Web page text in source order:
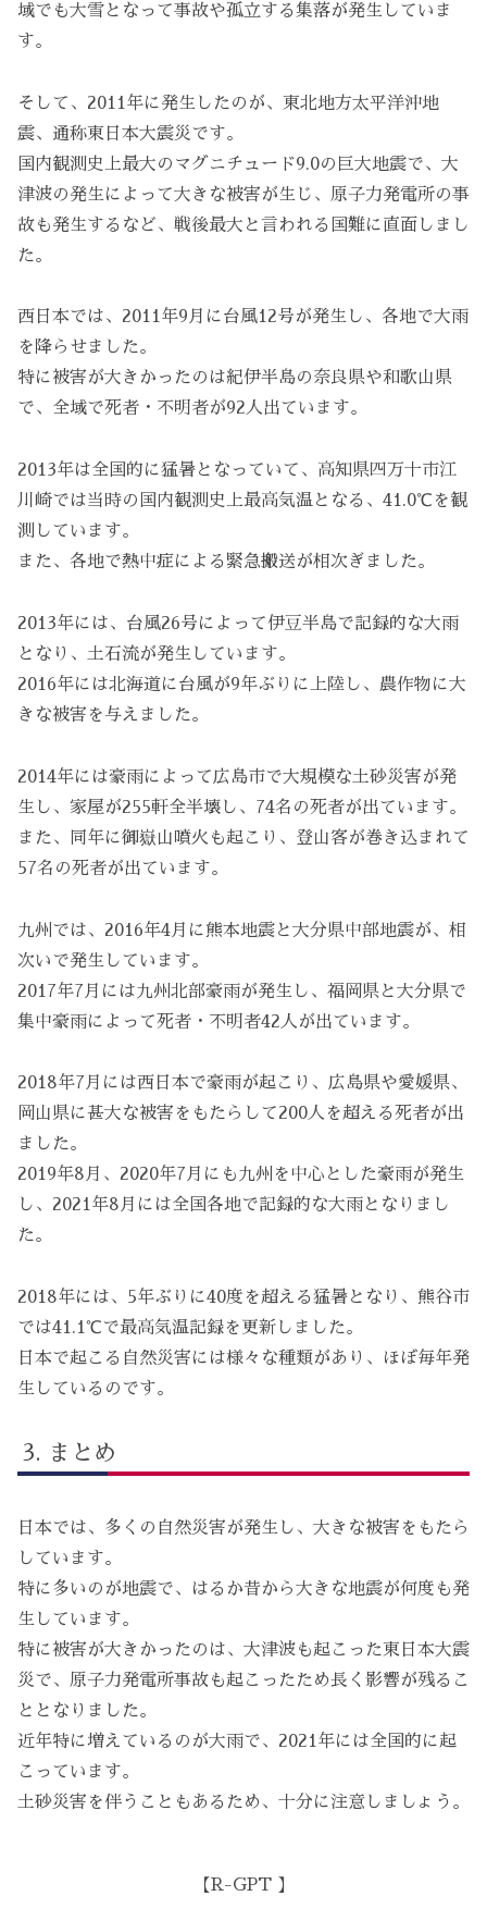
域でも大雪となって事故や孤立する集落が発生していま
す。
そして、2011年に発生したのが、東北地方太平洋沖地
震、通称東日本大震災です。
国内観測史上最大のマグニチュード9.0の巨大地震で、大
津波の発生によって大きな被害が生じ、原子力発電所の事
故も発生するなど、戦後最大と言われる国難に直面しまし
た。
西日本では、2011年9月に台風12号が発生し、各地で大雨
を降らせました。
特に被害が大きかったのは紀伊半島の奈良県や和歌山県
で、全域で死者・不明者が92人出ています。
2013年は全国的に猛暑となっていて、高知県四万十市江
川崎では当時の国内観測史上最高気温となる、41.0℃を観
測しています。
また、各地で熱中症による緊急搬送が相次ぎました。
2013年には、台風26号によって伊豆半島で記録的な大雨
となり、土石流が発生しています。
2016年には北海道に台風が9年ぶりに上陸し、農作物に大
きな被害を与えました。
2014年には豪雨によって広島市で大規模な土砂災害が発
生し、家屋が255軒全半壊し、74名の死者が出ています。
また、同年に御嶽山噴火も起こり、登山客が巻き込まれて
57名の死者が出ています。
九州では、2016年4月に熊本地震と大分県中部地震が、相
次いで発生しています。
2017年7月には九州北部豪雨が発生し、福岡県と大分県で
集中豪雨によって死者・不明者42人が出ています。
2018年7月には西日本で豪雨が起こり、広島県や愛媛県、
岡山県に甚大な被害をもたらして200人を超える死者が出
ました。
2019年8月、2020年7月にも九州を中心とした豪雨が発生
し、2021年8月には全国各地で記録的な大雨となりまし
た。
2018年には、5年ぶりに40度を超える猛暑となり、熊谷市
では41.1℃で最高気温記録を更新しました。
日本で起こる自然災害には様々な種類があり、ほぼ毎年発
生しているのです。
まとめ
日本では、多くの自然災害が発生し、大きな被害をもたら
しています。
特に多いのが地震で、はるか昔から大きな地震が何度も発
生しています。
特に被害が大きかったのは、大津波も起こった東日本大震
災で、原子力発電所事故も起こったため長く影響が残るこ
ととなりました。
近年特に増えているのが大雨で、2021年には全国的に起
こっています。
土砂災害を伴うこともあるため、十分に注意しましょう。
【R-GPT 】